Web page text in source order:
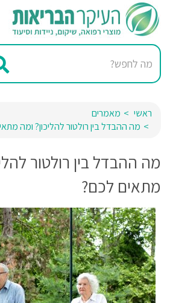
ראשי
מאמרים
מה ההבדל בין רולטור להליכון? ומה
מה ההבדל בין רולטור
מתאים לכם?